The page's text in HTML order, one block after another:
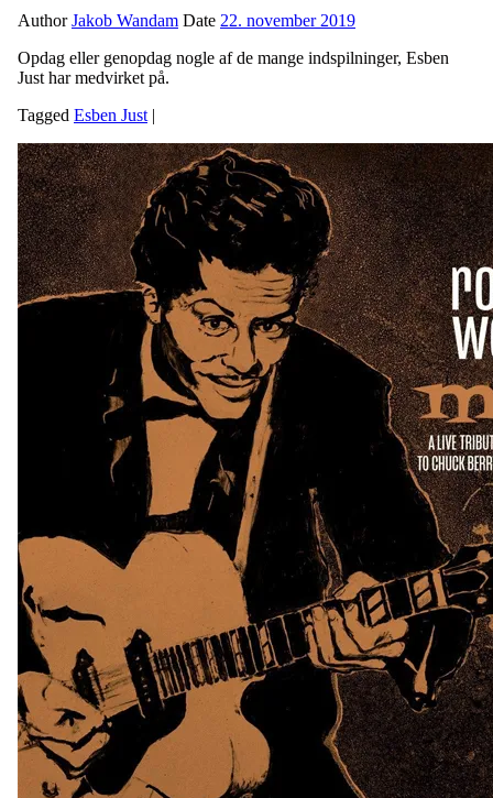
AuthorJakob Wandam Date 22. november 2019
Opdag eller genopdag nogle af de mange indspilninger, Esben
Just har medvirket på.
Tagged Esben Just |